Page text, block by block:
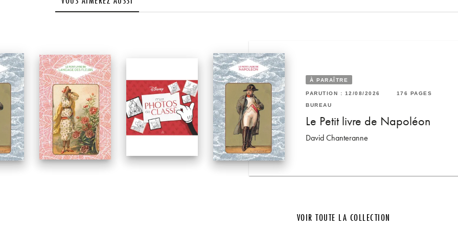
À PARAÎTRE
PARUTION : 12/08/2026 176 PAGES
BUREAU
Le Petit livre de Napoléon
David Chanteranne
PARUTION : 17/06/2026 176 PAGES
BUREAU
Le Petit livre du langage des
Fleurs
PARUTION : 16/06/2021
BUREAU
Photos de classe - Disney
Princesses
À PARAÎTRE
PARUTION : 12/08/2026 176 PAGES
BUREAU
Le Petit livre de Napoléon
David Chanteranne
VOIR TOUTE LA COLLECTION